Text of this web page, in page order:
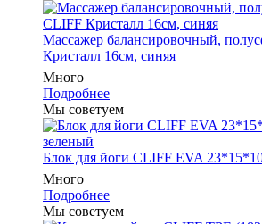
Массажер балансировочный,
Кристалл 16см, синяя
Много
Подробнее
Мы советуем
Блок для йоги CLIFF EVA
Много
Подробнее
Мы советуем